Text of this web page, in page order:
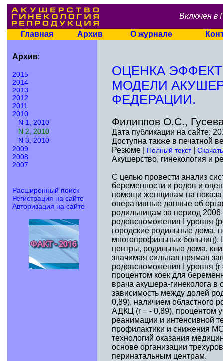
Включен в
Главная Архив О журнале
Архив:
2015
2014
2013
2012
2011
2010
N 1, 2010
N 2, 2010
N 3, 2010
2009
2008
2007
Расширенный поиск
Регистрация на сайте
Авторизация на сайте
ОЦЕНКА
МОДЕЛИ
ФЕДЕРАЦИИ.
Филиппов О.С.,
Дата публикации на сайте:
Доступна также в печатной
Резюме | Полный текст|
Акушерство, гинекология и
С целью провести анализ
беременности и родов и
помощи женщинам на
оперативные данные об
родильницам за период
родовспоможения I уровня
городские родильные дома,
многопрофильных больниц),
центры, родильные дома,
значимая сильная прямая
родовспоможения I уровня (r
процентом коек для
врача акушера-гинеколога в
зависимость между долей
0,89), наличием областного
АДКЦ (r = - 0,89), процентом
реанимации и интенсивной
профилактики и снижения
технологий оказания
основе организации
перинатальным центрам.